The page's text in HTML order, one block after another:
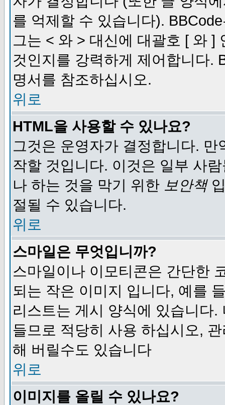
를 억제할 수 있습니다).
그는 < 와 > 대신에 대괄호 [ 와 ]
것인지를 강력하게 제어합니다.
명서를 참조하십시오.
위로
HTML을 사용할 수 있나요?
그것은 운영자가 결정합니다.
작할 것입니다. 이것은 일부 사
나 하는 것을 막기 위한 보안책
절될 수 있습니다.
위로
스마일은 무엇입니까?
스마일이나 이모티콘은 간단한
되는 작은 이미지 입니다, 예를
리스트는 게시 양식에 있습니다
들므로 적당히 사용 하십시오,
해 버릴수도 있습니다
위로
이미지를 올릴 수 있나요?